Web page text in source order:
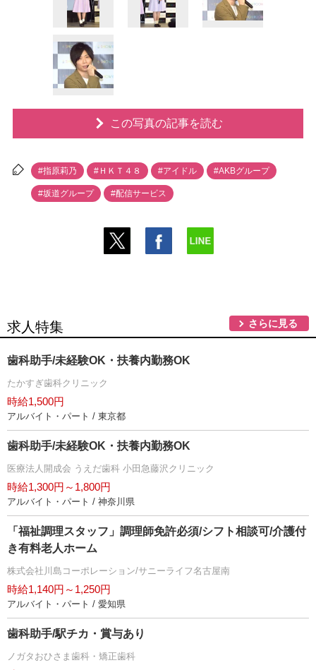
この写真の記事を読む
#指原莉乃 #ＨＫＴ４８ #アイドル #AKBグループ
#坂道グループ #配信サービス
求人特集 さらに見る
歯科助手/未経験OK・扶養内勤務OK
たかすぎ歯科クリニック
時給1,500円
アルバイト・パート / 東京都
歯科助手/未経験OK・扶養内勤務OK
医療法人開成会 うえだ歯科 小田急藤沢クリニック
時給1,300円～1,800円
アルバイト・パート / 神奈川県
「福祉調理スタッフ」調理師免許必須/シフト相談可/介護付
き有料老人ホーム
株式会社川島コーポレーション/サニーライフ名古屋南
時給1,140円～1,250円
アルバイト・パート / 愛知県
歯科助手/駅チカ・賞与あり
ノガタおひさま歯科・矯正歯科